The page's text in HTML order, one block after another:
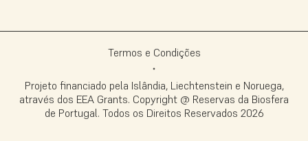
Projeto financiado pela Islândia, Liechtenstein e Noruega,
através dos EEA Grants. Copyright @ Reservas da Biosfera
de Portugal. Todos os Direitos Reservados 2026
Termos e Condições